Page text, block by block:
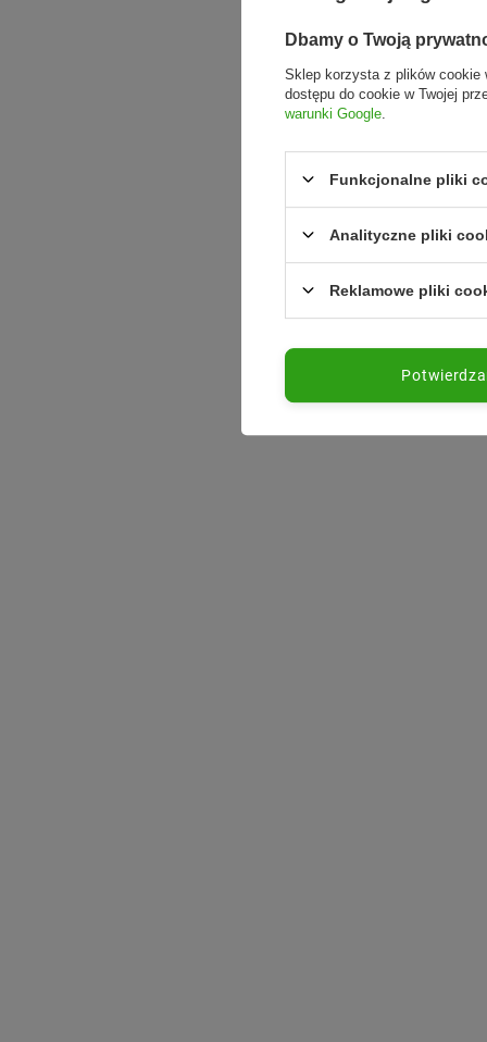
Dbamy o Twoją
Sklep korzysta z plików cookie
dostępu do cookie w Twojej
warunki Google
Funkcjonalne pliki
Analityczne pliki
Reklamowe pliki